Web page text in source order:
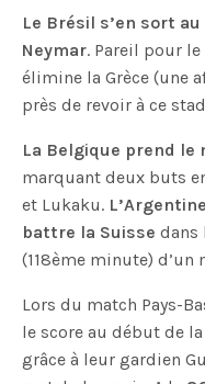
Le Brésil s’en sort
Neymar. Pareil pour
élimine la Grèce (une
près de revoir à ce
La Belgique prend
marquant deux buts
et Lukaku.
battre la Suisse dans
(118ème minute) d’un
Lors du match Pays-
le score au début de
grâce à leur gardien